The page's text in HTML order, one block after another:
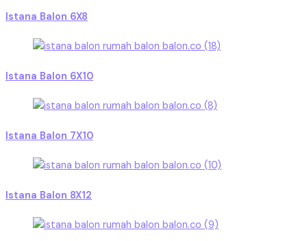
Istana Balon 6X8
Istana Balon 6X10
Istana Balon 7X10
Istana Balon 8X12